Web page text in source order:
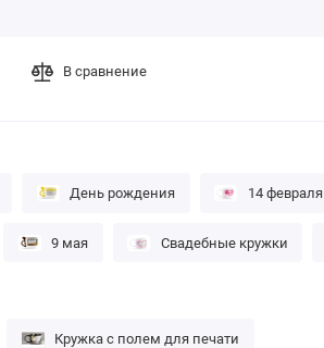
В сравнение
День рождения 14 февраля
9 мая Свадебные кружки
Кружка с полем для печати